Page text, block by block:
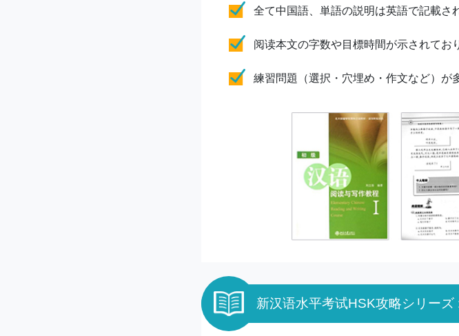
全て中国語、単語の説明は英語で記載さ
阅读本文の字数や目標時間が示されてお
練習問題（選択・穴埋め・作文など）が
新汉语水平考试HSK攻略シリーズ